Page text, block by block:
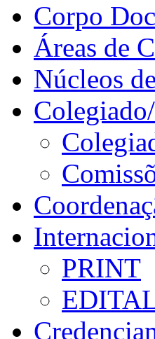
Corpo
Áreas de
Núcleos
PRINT